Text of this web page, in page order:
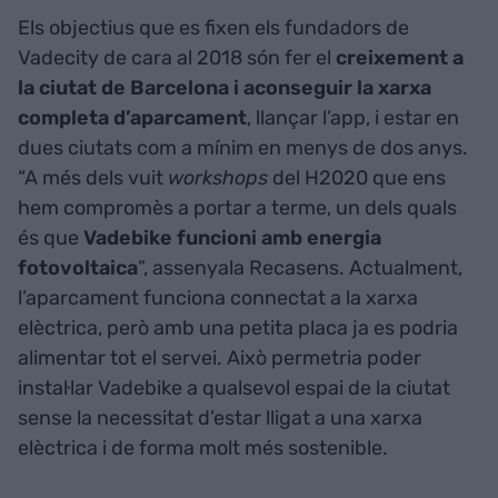
Els objectius que es fixen els fundadors de
Vadecity de cara al 2018 són fer el creixement a
la ciutat de Barcelona i aconseguir la xarxa
completa d’aparcament, llançar l’app, i estar en
dues ciutats com a mínim en menys de dos anys.
“A més dels vuit workshops del H2020 que ens
hem compromès a portar a terme, un dels quals
és que Vadebike funcioni amb energia
fotovoltaica”, assenyala Recasens. Actualment,
l’aparcament funciona connectat a la xarxa
elèctrica, però amb una petita placa ja es podria
alimentar tot el servei. Això permetria poder
instal·lar Vadebike a qualsevol espai de la ciutat
sense la necessitat d’estar lligat a una xarxa
elèctrica i de forma molt més sostenible.